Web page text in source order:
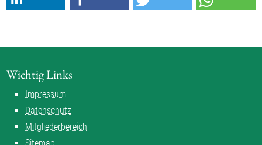
Wichtig Links
Impressum
Datenschutz
Mitgliederbereich